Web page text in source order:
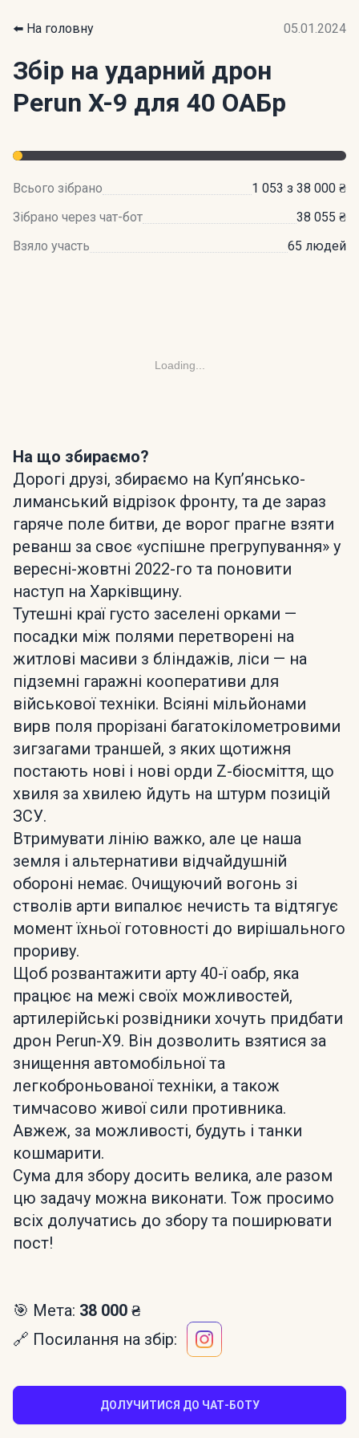
⬅️ На головну 05.01.2024
Збір на ударний дрон
Perun X-9 для 40 ОАБр
Всього зібрано
1 053 з 38 000 ₴
Зібрано через чат-бот
38 055 ₴
Взяло участь
65 людей
Loading...
На що збираємо?
Дорогі друзі, збираємо на Куп’янсько-
лиманський відрізок фронту, та де зараз
гаряче поле битви, де ворог прагне взяти
реванш за своє «успішне прегрупування» у
вересні-жовтні 2022-го та поновити
наступ на Харківщину.
Тутешні краї густо заселені орками —
посадки між полями перетворені на
житлові масиви з бліндажів, ліси — на
підземні гаражні кооперативи для
військової техніки. Всіяні мільйонами
вирв поля прорізані багатокілометровими
зигзагами траншей, з яких щотижня
постають нові і нові орди Z-біосміття, що
хвиля за хвилею йдуть на штурм позицій
ЗСУ.
Втримувати лінію важко, але це наша
земля і альтернативи відчайдушній
обороні немає. Очищуючий вогонь зі
стволів арти випалює нечисть та відтягує
момент їхньої готовності до вирішального
прориву.
Щоб розвантажити арту 40-ї оабр, яка
працює на межі своїх можливостей,
артилерійські розвідники хочуть придбати
дрон Perun-X9. Він дозволить взятися за
знищення автомобільної та
легкоброньованої техніки, а також
тимчасово живої сили противника.
Авжеж, за можливості, будуть і танки
кошмарити.
Сума для збору досить велика, але разом
цю задачу можна виконати. Тож просимо
всіх долучатись до збору та поширювати
пост!
🎯 Мета: 38 000 ₴
🔗 Посилання на збір:
ДОЛУЧИТИСЯ ДО ЧАТ-БОТУ